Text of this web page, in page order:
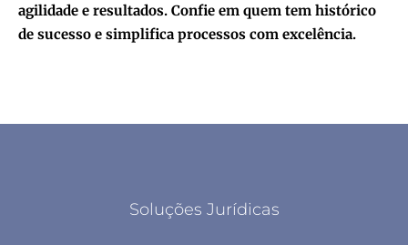
agilidade e resultados. Confie em quem tem histórico
de sucesso e simplifica processos com excelência.
Soluções Jurídicas